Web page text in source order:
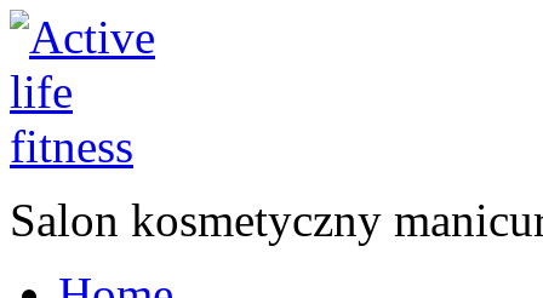
Salon kosmetyczny